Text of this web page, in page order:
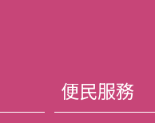
便民服務